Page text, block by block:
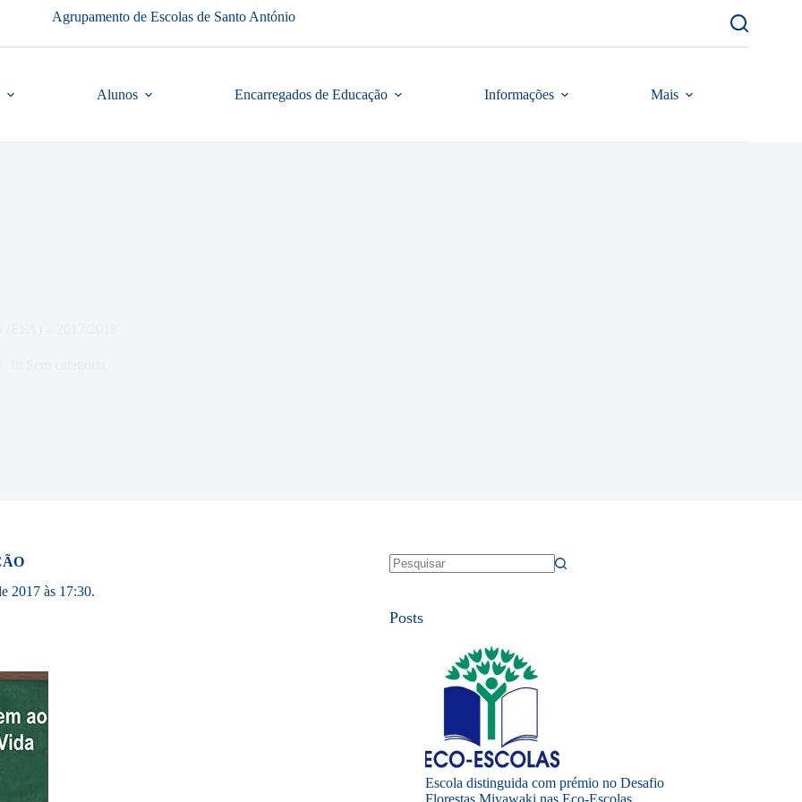
Agrupamento de Escolas de Santo António
Alunos Encarregados de Educação Informações Mais
2017 às 17:30.
Posts
Escola distinguida com prémio no Desafio